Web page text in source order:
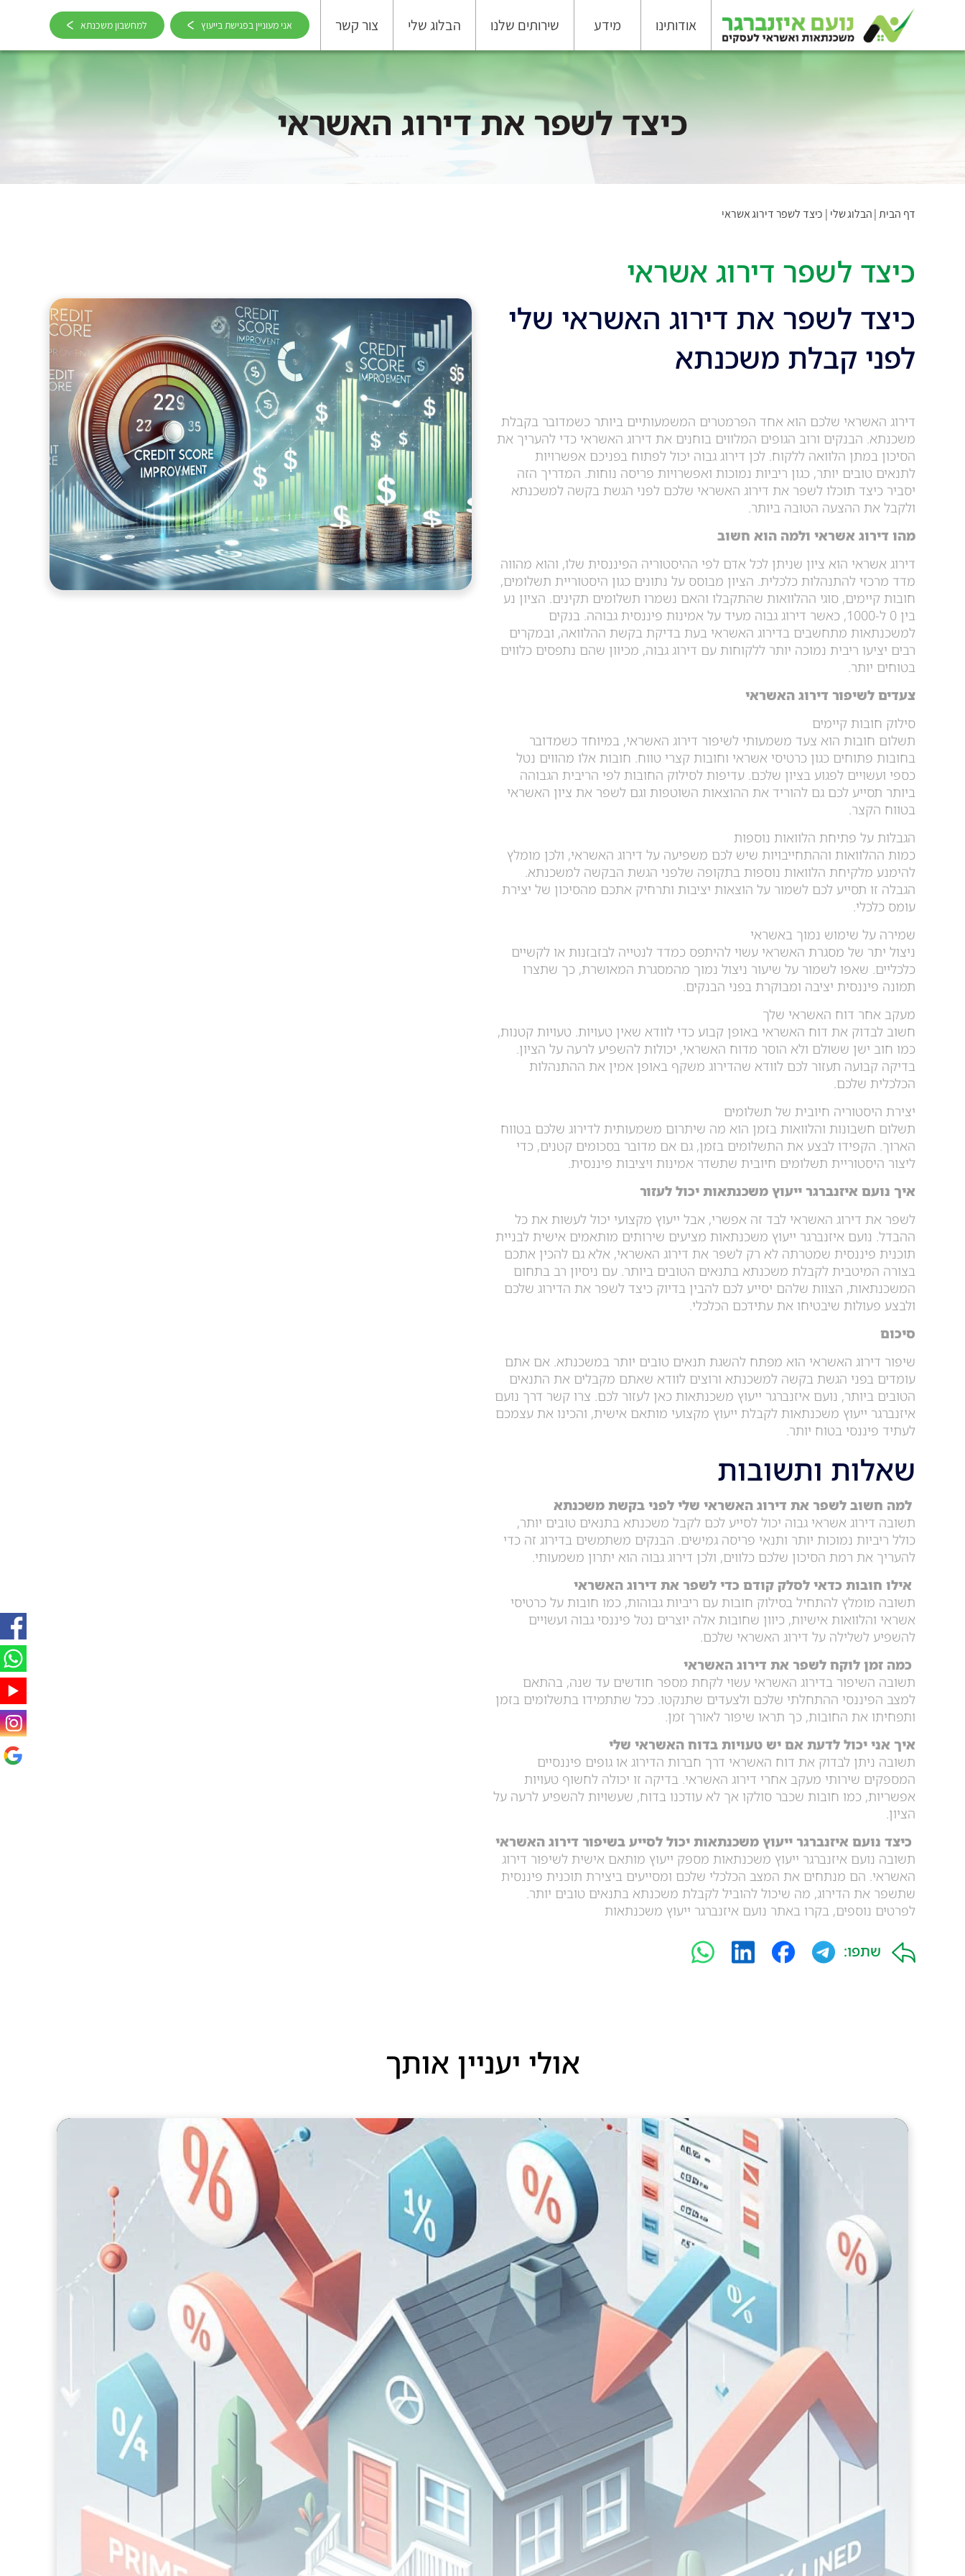
אודותינו מידע שירותים שלנו הבלוג שלי צור קשר אני מעוניין בפגישת בייעוץ למחשבון משכנתא
כיצד לשפר את דירוג האשראי
דף הבית|הבלוג שלי | כיצד לשפר דירוג אשראי
כיצד לשפר דירוג אשראי
כיצד לשפר את דירוג האשראי שלי
לפני קבלת משכנתא
דירוג האשראי שלכם הוא אחד הפרמטרים המשמעותיים ביותר כשמדובר בקבלת
משכנתא. הבנקים ורוב הגופים המלווים בוחנים את דירוג האשראי כדי להעריך את
הסיכון במתן הלוואה ללקוח. לכן דירוג גבוה יכול לפתוח בפניכם אפשרויות
לתנאים טובים יותר, כגון ריביות נמוכות ואפשרויות פריסה נוחות. המדריך הזה
יסביר כיצד תוכלו לשפר את דירוג האשראי שלכם לפני הגשת בקשה למשכנתא
ולקבל את ההצעה הטובה ביותר.
מהו דירוג אשראי ולמה הוא חשוב
דירוג אשראי הוא ציון שניתן לכל אדם לפי ההיסטוריה הפיננסית שלו, והוא מהווה
מדד מרכזי להתנהלות כלכלית. הציון מבוסס על נתונים כגון היסטוריית תשלומים,
חובות קיימים, סוגי ההלוואות שהתקבלו והאם נשמרו תשלומים תקינים. הציון נע
בין 0 ל-1000, כאשר דירוג גבוה מעיד על אמינות פיננסית גבוהה. בנקים
למשכנתאות מתחשבים בדירוג האשראי בעת בדיקת בקשת ההלוואה, ובמקרים
רבים יציעו ריבית נמוכה יותר ללקוחות עם דירוג גבוה, מכיוון שהם נתפסים כלווים
בטוחים יותר.
צעדים לשיפור דירוג האשראי
סילוק חובות קיימים
תשלום חובות הוא צעד משמעותי לשיפור דירוג האשראי, במיוחד כשמדובר
בחובות פתוחים כגון כרטיסי אשראי וחובות קצרי טווח. חובות אלו מהווים נטל
כספי ועשויים לפגוע בציון שלכם. עדיפות לסילוק החובות לפי הריבית הגבוהה
ביותר תסייע לכם גם להוריד את ההוצאות השוטפות וגם לשפר את ציון האשראי
בטווח הקצר.
הגבלות על פתיחת הלוואות נוספות
כמות ההלוואות וההתחייבויות שיש לכם משפיעה על דירוג האשראי, ולכן מומלץ
להימנע מלקיחת הלוואות נוספות בתקופה שלפני הגשת הבקשה למשכנתא.
הגבלה זו תסייע לכם לשמור על הוצאות יציבות ותרחיק אתכם מהסיכון של יצירת
עומס כלכלי.
שמירה על שימוש נמוך באשראי
ניצול יתר של מסגרת האשראי עשוי להיתפס כמדד לנטייה לבזבזנות או לקשיים
כלכליים. שאפו לשמור על שיעור ניצול נמוך מהמסגרת המאושרת, כך שתצרו
תמונה פיננסית יציבה ומבוקרת בפני הבנקים.
מעקב אחר דוח האשראי שלך
חשוב לבדוק את דוח האשראי באופן קבוע כדי לוודא שאין טעויות. טעויות קטנות,
כמו חוב ישן ששולם ולא הוסר מדוח האשראי, יכולות להשפיע לרעה על הציון.
בדיקה קבועה תעזור לכם לוודא שהדירוג משקף באופן אמין את ההתנהלות
הכלכלית שלכם.
יצירת היסטוריה חיובית של תשלומים
תשלום חשבונות והלוואות בזמן הוא מה שיתרום משמעותית לדירוג שלכם בטווח
הארוך. הקפידו לבצע את התשלומים בזמן, גם אם מדובר בסכומים קטנים, כדי
ליצור היסטוריית תשלומים חיובית שתשדר אמינות ויציבות פיננסית.
איך נועם איזנברגר ייעוץ משכנתאות יכול לעזור
לשפר את דירוג האשראי לבד זה אפשרי, אבל ייעוץ מקצועי יכול לעשות את כל
ההבדל. נועם איזנברגר ייעוץ משכנתאות מציעים שירותים מותאמים אישית לבניית
תוכנית פיננסית שמטרתה לא רק לשפר את דירוג האשראי, אלא גם להכין אתכם
בצורה המיטבית לקבלת משכנתא בתנאים הטובים ביותר. עם ניסיון רב בתחום
המשכנתאות, הצוות שלהם יסייע לכם להבין בדיוק כיצד לשפר את הדירוג שלכם
ולבצע פעולות שיבטיחו את עתידכם הכלכלי.
סיכום
שיפור דירוג האשראי הוא מפתח להשגת תנאים טובים יותר במשכנתא. אם אתם
עומדים בפני הגשת בקשה למשכנתא ורוצים לוודא שאתם מקבלים את התנאים
הטובים ביותר, נועם איזנברגר ייעוץ משכנתאות כאן לעזור לכם. צרו קשר דרך נועם
איזנברגר ייעוץ משכנתאות לקבלת ייעוץ מקצועי מותאם אישית, והכינו את עצמכם
לעתיד פיננסי בטוח יותר.
שאלות ותשובות
למה חשוב לשפר את דירוג האשראי שלי לפני בקשת משכנתא
תשובה דירוג אשראי גבוה יכול לסייע לכם לקבל משכנתא בתנאים טובים יותר,
כולל ריביות נמוכות יותר ותנאי פריסה גמישים. הבנקים משתמשים בדירוג זה כדי
להעריך את רמת הסיכון שלכם כלווים, ולכן דירוג גבוה הוא יתרון משמעותי.
אילו חובות כדאי לסלק קודם כדי לשפר את דירוג האשראי
תשובה מומלץ להתחיל בסילוק חובות עם ריביות גבוהות, כמו חובות על כרטיסי
אשראי והלוואות אישיות, כיוון שחובות אלה יוצרים נטל פיננסי גבוה ועשויים
להשפיע לשלילה על דירוג האשראי שלכם.
כמה זמן לוקח לשפר את דירוג האשראי
תשובה השיפור בדירוג האשראי עשוי לקחת מספר חודשים עד שנה, בהתאם
למצב הפיננסי ההתחלתי שלכם ולצעדים שתנקטו. ככל שתתמידו בתשלומים בזמן
ותפחיתו את החובות, כך תראו שיפור לאורך זמן.
איך אני יכול לדעת אם יש טעויות בדוח האשראי שלי
תשובה ניתן לבדוק את דוח האשראי דרך חברות הדירוג או גופים פיננסיים
המספקים שירותי מעקב אחרי דירוג האשראי. בדיקה זו יכולה לחשוף טעויות
אפשריות, כמו חובות שכבר סולקו אך לא עודכנו בדוח, שעשויות להשפיע לרעה על
הציון.
כיצד נועם איזנברגר ייעוץ משכנתאות יכול לסייע בשיפור דירוג האשראי
תשובה נועם איזנברגר ייעוץ משכנתאות מספק ייעוץ מותאם אישית לשיפור דירוג
האשראי. הם מנתחים את המצב הכלכלי שלכם ומסייעים ביצירת תוכנית פיננסית
שתשפר את הדירוג, מה שיכול להוביל לקבלת משכנתא בתנאים טובים יותר.
לפרטים נוספים, בקרו באתר נועם איזנברגר ייעוץ משכנתאות
שתפו:
אולי יעניין אותך